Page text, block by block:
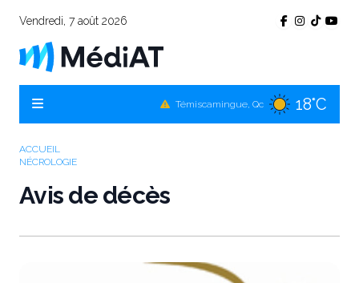
Vendredi, 7 août 2026
Témiscamingue, Qc 18°C
20°C
ACCUEIL
NÉCROLOGIE
Avis de décès